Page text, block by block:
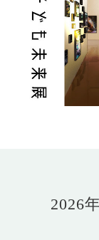
2026